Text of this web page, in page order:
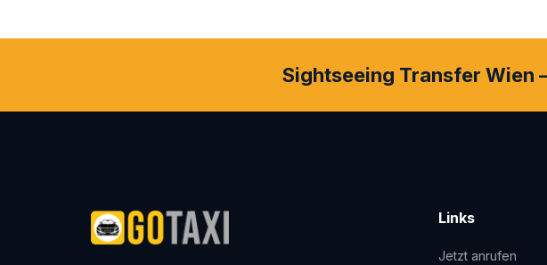
Sightseeing Transfer Wien
Links
Jetzt anrufen